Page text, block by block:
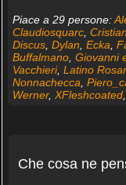
Piace a 29 persone:
Claudiosquarc,
Discus, Dylan Ecka
Buffalmano, Giovanni
Vacchieri, Latino
Nonnachecca
Werner, XFleshcoated,
Che cosa ne